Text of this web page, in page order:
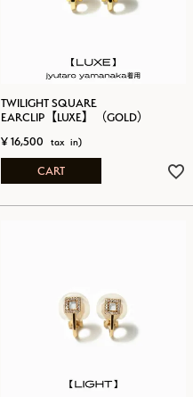
TWILIGHT SQUARE
EARCLIP【LUXE】（GOLD）
¥ 16,500
CART